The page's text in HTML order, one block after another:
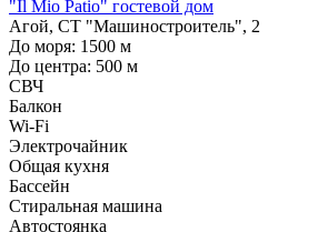
"Il Mio Patio" гостевой дом
Агой, СТ "Машиностроитель", 2
До моря: 1500 м
До центра: 500 м
СВЧ
Балкон
Wi-Fi
Электрочайник
Общая кухня
Бассейн
Стиральная машина
Автостоянка